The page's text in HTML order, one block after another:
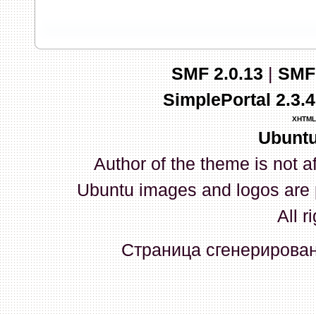
03 Апреля 2026, 10:02:33
whookey:GenKass: с
03 Апреля 2026, 05:22:56
GenKass:По тому же
02 Апреля 2026, 12:56:37
GenKass:Всем доброго
серии (6592) 1-1245, 3-
прошить до 7926, чтобы
Атол 11 видится в системе
SMF 2.0.13|
SimplePortal
XHTML
Author of the theme is not
Ubuntu images and logos
All
Страница